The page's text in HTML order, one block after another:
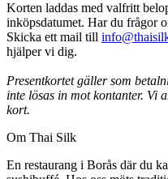
Korten laddas med valfritt
inköpsdatumet. Har du frågor
Skicka ett mail till
hjälper vi dig.
Presentkortet gäller som
inte lösas in mot kontanter. Vi
kort.
Om Thai Silk
En restaurang i Borås där du